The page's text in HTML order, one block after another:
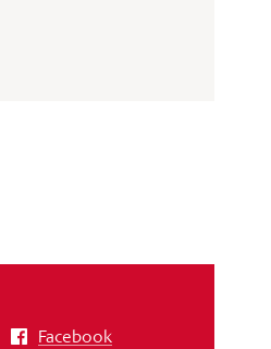
Facebook